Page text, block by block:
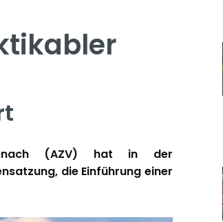
(AZV) hat in der
die Einführung einer